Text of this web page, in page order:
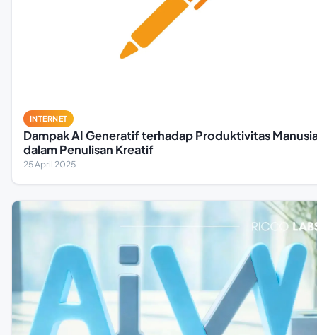
INTERNET
Dampak AI Generatif terhadap Produktivitas
dalam Penulisan Kreatif
25 April 2025